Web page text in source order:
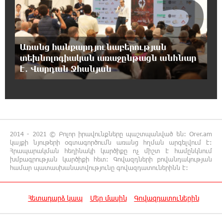
Էտնա հրաբուխը
22:59:55 7-08-2026
Պայթյուն՝ Իրանում․ հաղորդվում է զոհերի
ու վիրավորների մասին
22:40:18 7-08-2026
տրանսֆերի մասին
Վանաձորում բшխվել են «Jeep Cherokee»-ն և
«Toyota Camry»-ն
օգտագործել Starlink-ը Ռուսաստանի դեմ
Առանց հանքարդյունաբերության
տեխնոլոգիական առաջընթացն անհնար
է․ Վարդան Ջհանյան
2014 - 2021 © Բոլոր իրավունքները պաշտպանված են: Orer.am
կայքի նյութերի օգտագործումն առանց հղման արգելվում է:
Հրապարակման հեղինակի կարծիքը ոչ միշտ է համընկնում
խմբագրության կարծիքի հետ: Գովազդների բովանդակության
համար պատասխանատվությունը գովազդատուներինն է:
Հետադարձ կապ Մեր մասին Գովազդատուներին